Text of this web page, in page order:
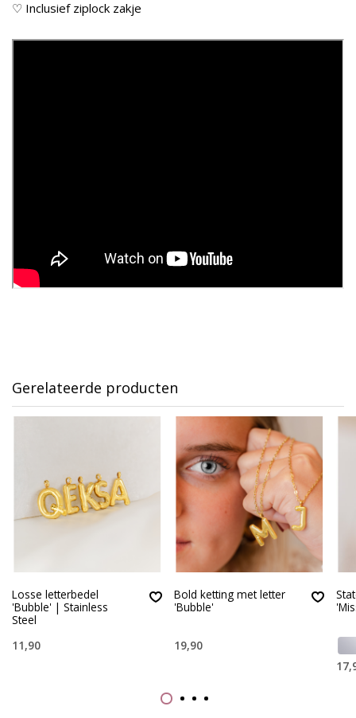
♡ Inclusief ziplock zakje
Gerelateerde producten
Losse letterbedel
'Bubble' | Stainless
Steel
11,90
Bold ketting met letter
'Bubble'
19,90